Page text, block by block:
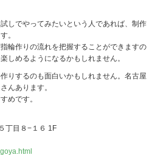
しでやってみたいという人であれば、制作
。
輪作りの流れを把握することができますの
しめるようになるかもしれません。
りするのも面白いかもしれません。名古屋
んあります。
めです。
丁目８−１６ 1F